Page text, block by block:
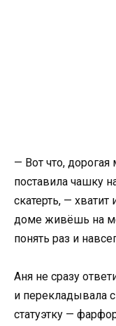
— Вот что,
поставила чашку
скатерть, —
доме живёшь на
понять раз и
Аня не сразу
и перекладывала
статуэтку —